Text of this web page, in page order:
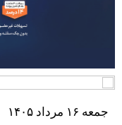
جمعه ۱۶ مرداد ۱۴۰۵